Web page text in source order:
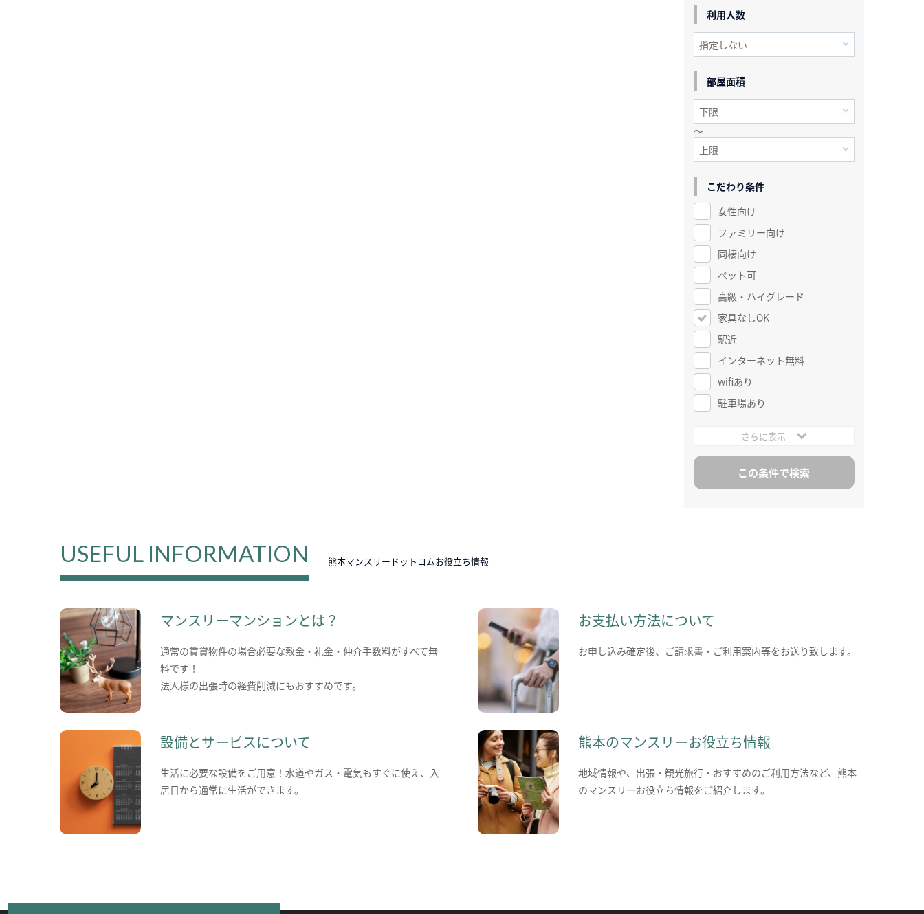
利用人数
部屋面積
～
こだわり条件
女性向け
ファミリー向け
同棲向け
ペット可
高級・ハイグレード
家具なしOK
駅近
インターネット無料
wifiあり
駐車場あり
さらに表示
USEFUL INFORMATION 熊本マンスリードットコムお役立ち情報
マンスリーマンションとは？
通常の賃貸物件の場合必要な敷金・礼金・仲介手数料がすべて無
料です！
法人様の出張時の経費削減にもおすすめです。
お支払い方法について
お申し込み確定後、ご請求書・ご利用案内等をお送り致します。
設備とサービスについて
生活に必要な設備をご用意！水道やガス・電気もすぐに使え、入
居日から通常に生活ができます。
熊本のマンスリーお役立ち情報
地域情報や、出張・観光旅行・おすすめのご利用方法など、熊本
のマンスリーお役立ち情報をご紹介します。